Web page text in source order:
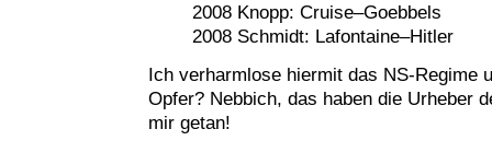
2008 Knopp: Cruise–Goebbels
2008 Schmidt: Lafontaine–Hitler
Ich verharmlose hiermit das NS-Regime
Opfer? Nebbich, das haben die Urheber
mir getan!